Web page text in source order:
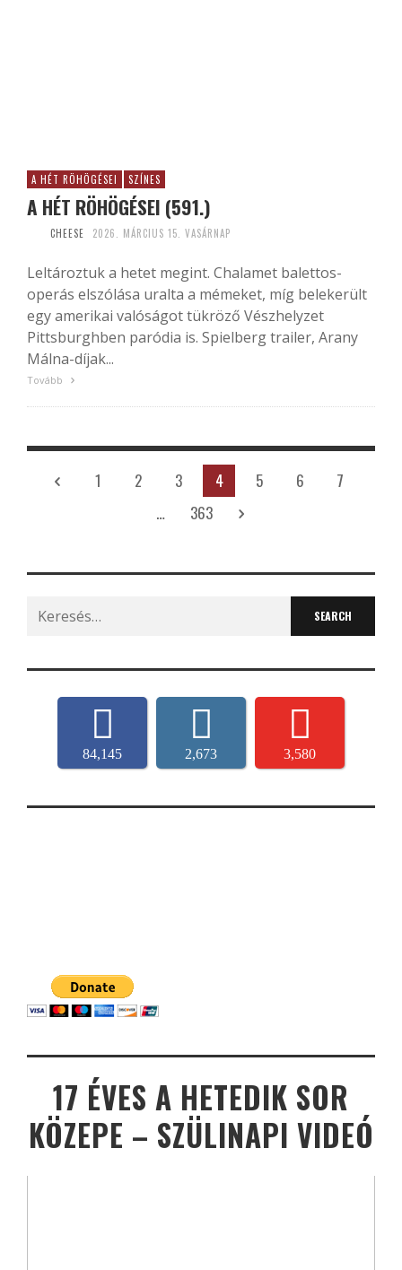
A HÉT RÖHÖGÉSEI SZÍNES
A HÉT RÖHÖGÉSEI (591.)
CHEESE 2026. MÁRCIUS 15. VASÁRNAP
Leltároztuk a hetet megint. Chalamet balettos-
operás elszólása uralta a mémeket, míg belekerült
egy amerikai valóságot tükröző Vészhelyzet
Pittsburghben paródia is. Spielberg trailer, Arany
Málna-díjak...
Tovább
1 2 3 4 5 6
7
…
363
Search
for:
84,145 2,673 3,580
17 ÉVES A HETEDIK SOR
KÖZEPE – SZÜLINAPI VIDEÓ